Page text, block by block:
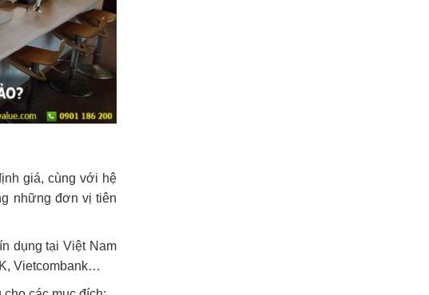
giá, cùng với hệ
những đơn vị tiên
dụng tại Việt Nam
Vietcombank…